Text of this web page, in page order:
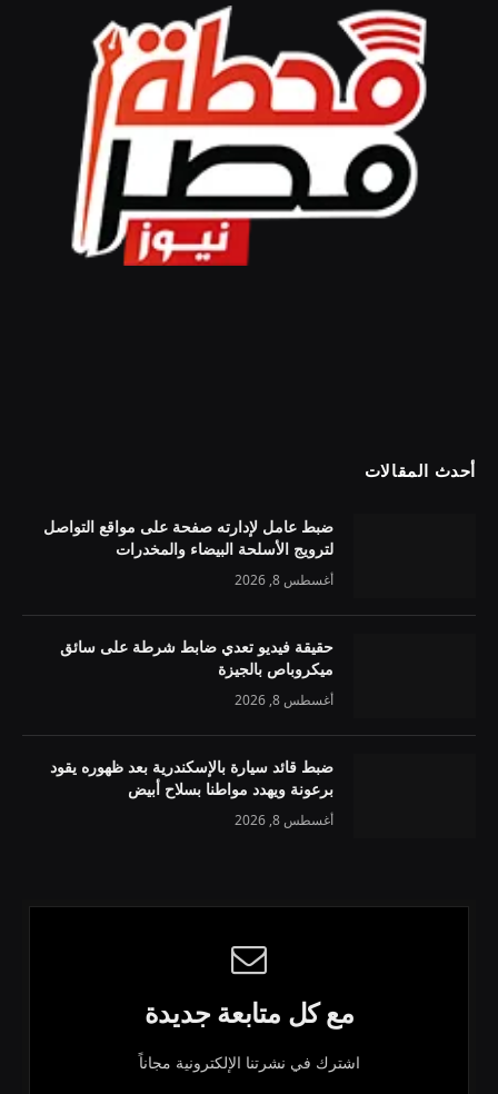
أحدث المقالات
ضبط عامل لإدارته صفحة على مواقع التواصل
لترويج الأسلحة البيضاء والمخدرات
أغسطس 8, 2026
حقيقة فيديو تعدي ضابط شرطة على سائق
ميكروباص بالجيزة
أغسطس 8, 2026
ضبط قائد سيارة بالإسكندرية بعد ظهوره يقود
برعونة ويهدد مواطنا بسلاح أبيض
أغسطس 8, 2026
مع كل متابعة جديدة
اشترك في نشرتنا الإلكترونية مجاناً